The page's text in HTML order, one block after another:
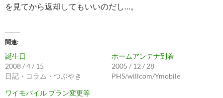
を見てから返却してもいいのだし…。
関連
誕生日
2008 / 4 / 15
日記・コラム・つぶやき
ホームアンテナ到着
2005 / 12 / 28
PHS/willcom/Ymobile
ワイモバイル プラン変更等